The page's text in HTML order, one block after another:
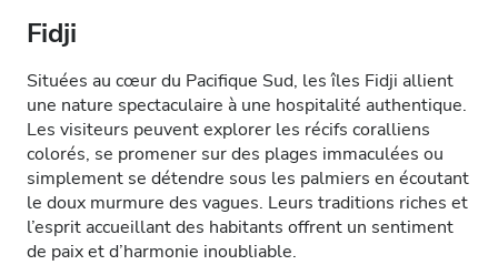
Toutes les dialyses
Dialyse HDF
Accepte
Patients porteurs du VIH
Prix
Fidji
Situées au cœur du Pacifique Sud, les îles Fidji allient
une nature spectaculaire à une hospitalité authentique.
Les visiteurs peuvent explorer les récifs coralliens
colorés, se promener sur des plages immaculées ou
simplement se détendre sous les palmiers en écoutant
le doux murmure des vagues. Leurs traditions riches et
l’esprit accueillant des habitants offrent un sentiment
de paix et d’harmonie inoubliable.